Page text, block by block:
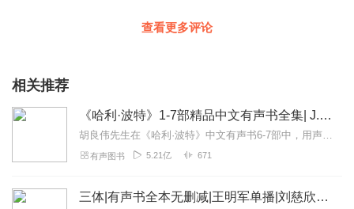
查看更多评论
相关推荐
《哈利·波特》1-7部精品中文有声书全集| J.K.罗琳原著，光合积木演播
胡良伟先生在《哈利·波特》中文有声书6-7部中，用声音带领着大家继续魔法之旅。为保证作品的一致性，给大家带来完整的魔法体验，我们与版权方PottermoreP...
有声图书 5.21亿 671
三体|有声书全本无删减|王明军单播|刘慈欣原著